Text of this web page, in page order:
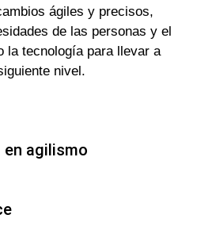
ágiles y precisos,
de las personas y el
la tecnología para llevar a
nivel.
agilismo